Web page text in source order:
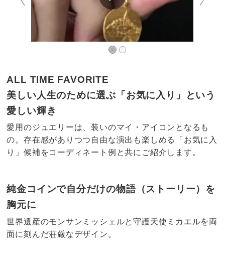
ALL TIME FAVORITE
美しい人生のために選ぶ「お気に入り」という
愛しい輝き
愛用のジュエリーは、装いのマイ・アイコンとなるも
の。存在感がありつつ自由な演出も楽しめる「お気に入
り」候補をコーディネート例と共にご紹介します。
純金コインで自分だけの物語（ストーリー）を
胸元に
世界遺産のモンサンミッシェルと守護天使ミカエルを両
面に刻んだ荘厳なデザイン。